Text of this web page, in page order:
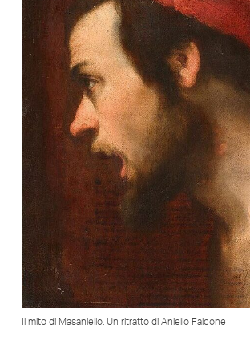
Il mito di Masaniello. Un ritratto di Aniello Falcone